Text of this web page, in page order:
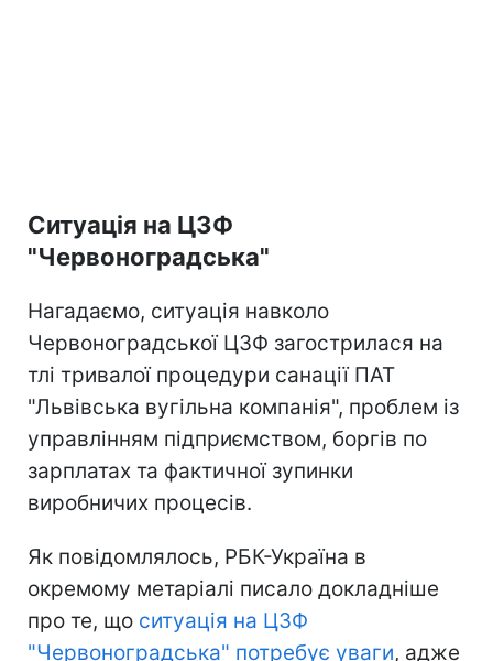
Ситуація на ЦЗФ
"Червоноградська"
Нагадаємо, ситуація навколо
Червоноградської ЦЗФ загострилася на
тлі тривалої процедури санації ПАТ
"Львівська вугільна компанія", проблем із
управлінням підприємством, боргів по
зарплатах та фактичної зупинки
виробничих процесів.
Як повідомлялось, РБК-Україна в
окремому метаріалі писало докладніше
про те, що ситуація на ЦЗФ
"Червоноградська" потребує уваги, адже